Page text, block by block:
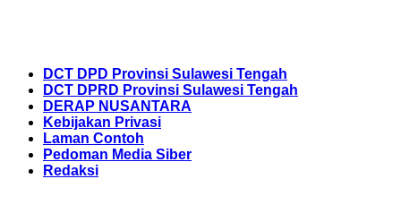
DCT DPD Provinsi Sulawesi Tengah
DCT DPRD Provinsi Sulawesi Tengah
DERAP NUSANTARA
Kebijakan Privasi
Laman Contoh
Pedoman Media Siber
Redaksi